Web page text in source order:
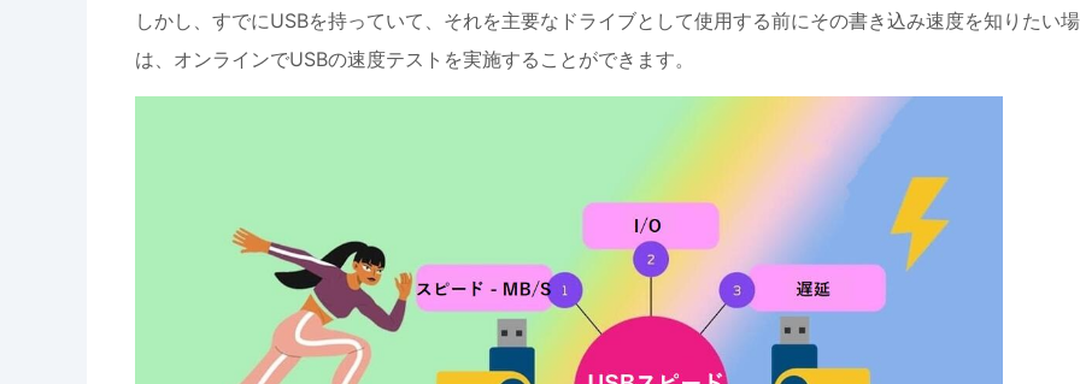
しかし、すでにUSBを持っていて、それを主要なドライブとして使用する前にその書き込み速度を知りたい
は、オンラインでUSBの速度テストを実施することができます。